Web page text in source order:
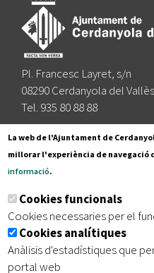
Pl. Francesc Layret, s/n
08290 Cerdanyola del
Tel. 935 80 88 88
Segueix-nos a:
Subscriu-te al nostre
Inici | Avís legal |
| Accessibilitat
La web de l'Ajuntament de
millorar l'experiència de navegació
informació.
Cookies funcionals
Cookies necessaries per el
Cookies analítiques
Anàlisis d'estadístiques que
portal web